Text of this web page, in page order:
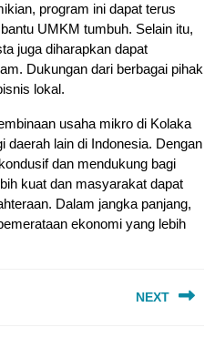
program ini dapat terus
UMKM tumbuh. Selain itu,
juga diharapkan dapat
Dukungan dari berbagai pihak
lokal.
usaha mikro di Kolaka
daerah lain di Indonesia. Dengan
dan mendukung bagi
kuat dan masyarakat dapat
Dalam jangka panjang,
ekonomi yang lebih
NEXT